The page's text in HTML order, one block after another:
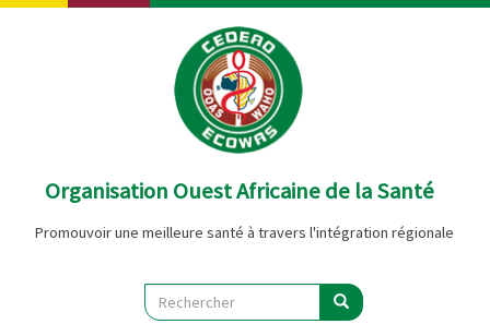
Aller
Organisation Ouest Africaine de la Santé
Promouvoir une meilleure santé à travers l'intégration régionale
Search
Rechercher Rechercher